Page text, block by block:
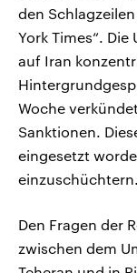
den
York Times“.
auf Iran
Woche
Sanktionen.
eingesetzt
einzuschüchtern.
Den Fragen der
zwischen dem